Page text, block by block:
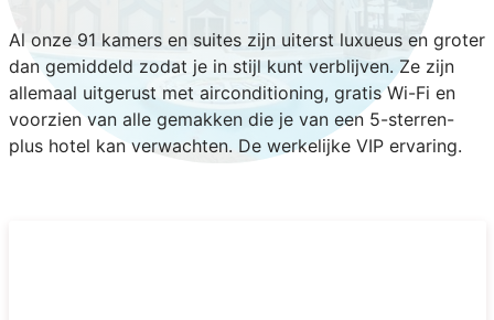
Al onze 91 kamers en suites zijn uiterst luxueus en groter
dan gemiddeld zodat je in stijl kunt verblijven. Ze zijn
allemaal uitgerust met airconditioning, gratis Wi-Fi en
voorzien van alle gemakken die je van een 5-sterren-
plus hotel kan verwachten. De werkelijke VIP ervaring.